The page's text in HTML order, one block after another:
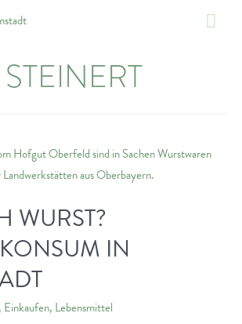
WURST?
IN
, Einkaufen, Lebensmittel